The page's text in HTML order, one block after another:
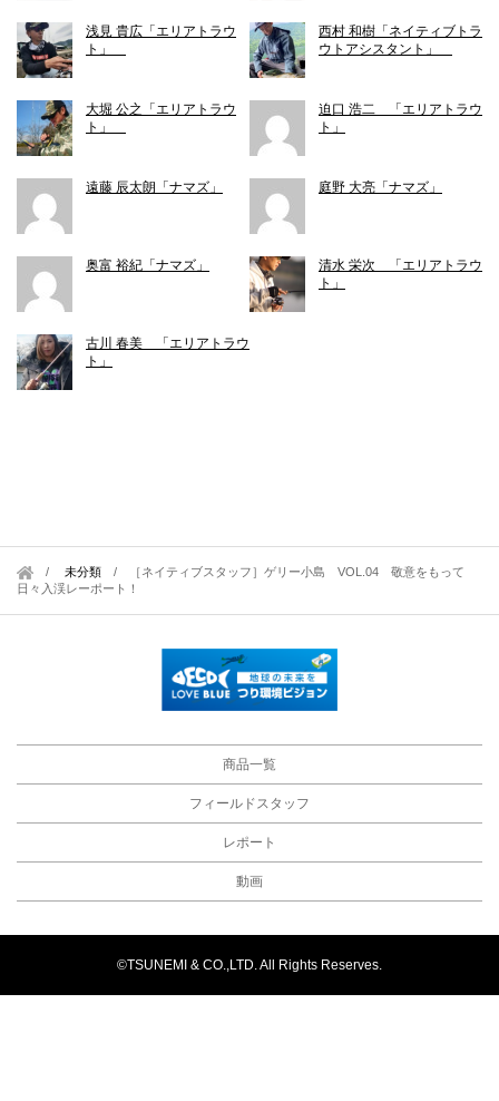
浅見 貴広「エリアトラウ
ト」
西村 和樹「ネイティブトラ
ウトアシスタント」
大堀 公之「エリアトラウ
ト」
迫口 浩二 「エリアトラウ
ト」
遠藤 辰太朗「ナマズ」 庭野 大亮「ナマズ」
奥富 裕紀「ナマズ」
清水 栄次 「エリアトラウ
ト」
古川 春美 「エリアトラウ
ト」
未分類 /
［ネイティブスタッフ］ゲリー小島 VOL.04 敬意をもって
日々入渓レーポート！
商品一覧
フィールドスタッフ
レポート
動画
©TSUNEMI & CO.,LTD. All Rights Reserves.